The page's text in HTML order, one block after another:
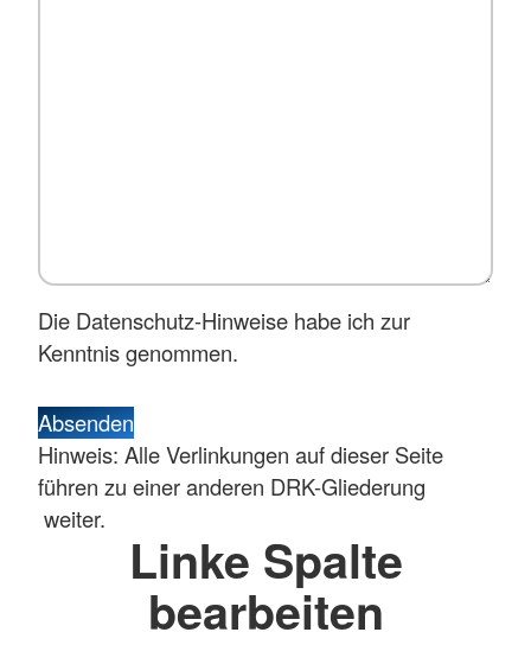
Die Datenschutz-Hinweise habe ich zur
Kenntnis genommen.
Absenden
Hinweis: Alle Verlinkungen auf dieser Seite
führen zu einer anderen DRK-Gliederung
weiter.
Linke Spalte
bearbeiten